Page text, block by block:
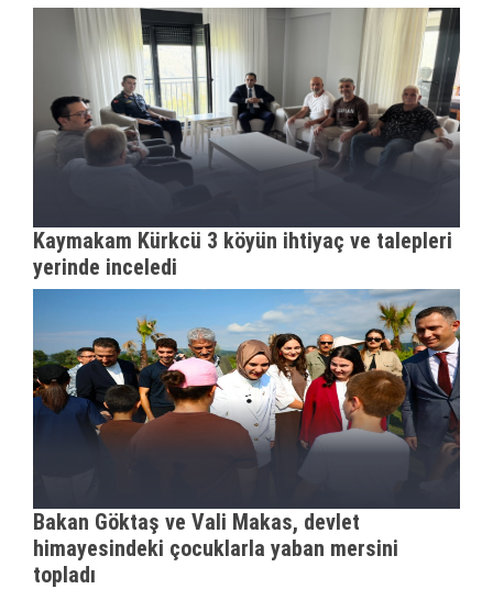
Kaymakam Kürkcü 3 köyün ihtiyaç ve talepleri
yerinde inceledi
Bakan Göktaş ve Vali Makas, devlet
himayesindeki çocuklarla yaban mersini
topladı